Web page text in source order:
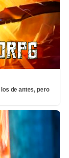
de antes, pero